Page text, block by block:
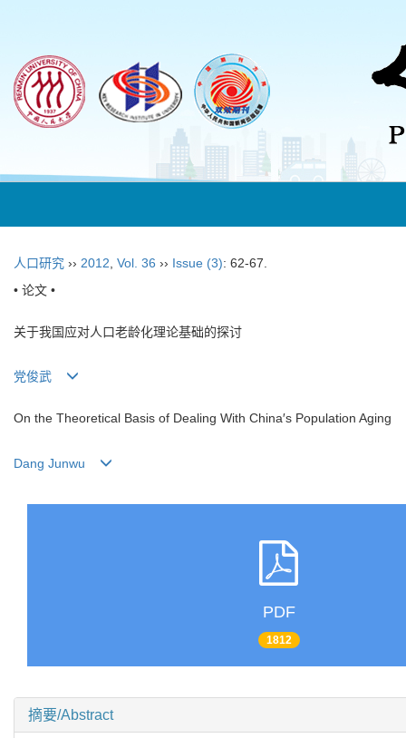
人口研究 ›› 2012 Vol. 36 ›› Issue (3): 62-67.
• 论文 •
关于我国应对人口老龄化理论基础的探讨
党俊武
On the Theoretical Basis of Dealing With China′s Population Aging
Dang Junwu
PDF
1812
摘要/Abstract